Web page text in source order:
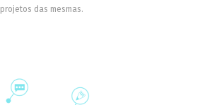
projetos das mesmas.